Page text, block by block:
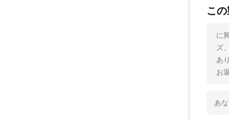
こ
に
ズ
あ
お